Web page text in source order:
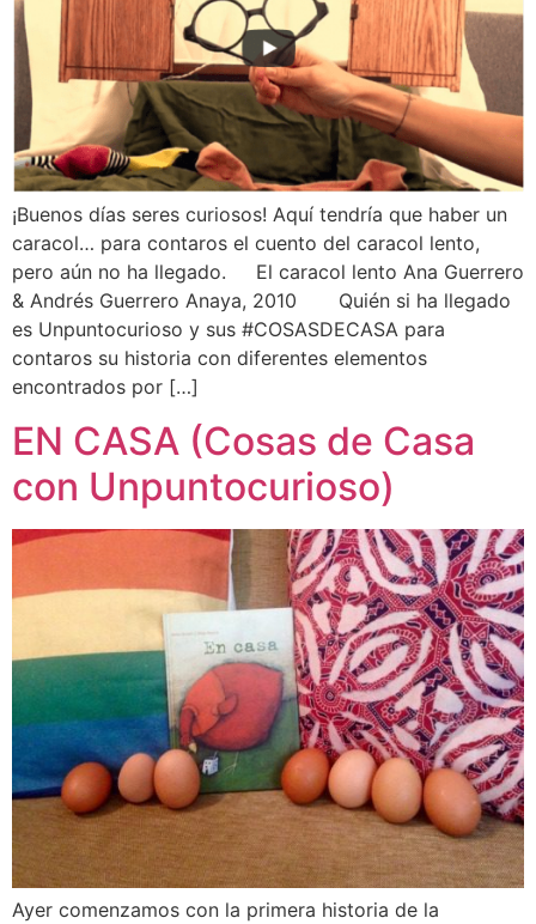
¡Buenos días seres curiosos! Aquí tendría que haber un
caracol… para contaros el cuento del caracol lento,
pero aún no ha llegado. El caracol lento Ana Guerrero
& Andrés Guerrero Anaya, 2010 Quién si ha llegado
es Unpuntocurioso y sus #COSASDECASA para
contaros su historia con diferentes elementos
encontrados por […]
EN CASA (Cosas de Casa
con Unpuntocurioso)
Ayer comenzamos con la primera historia de la